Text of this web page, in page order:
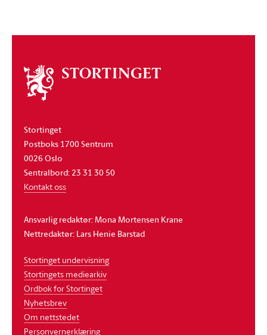
Om
stortinget
Stortinget
Postboks 1700 Sentrum
0026 Oslo
Sentralbord: 23 31 30 50
Kontakt oss
Ansvarlig redaktør: Mona Mortensen Krane
Nettredaktør: Lars Henie Barstad
Stortinget undervisning
Stortingets mediearkiv
Ordbok for Stortinget
Nyhetsbrev
Om nettstedet
Personvernerklæring